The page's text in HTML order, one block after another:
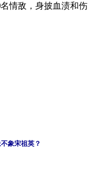
情敌，身披血渍和伤
象宋祖英？